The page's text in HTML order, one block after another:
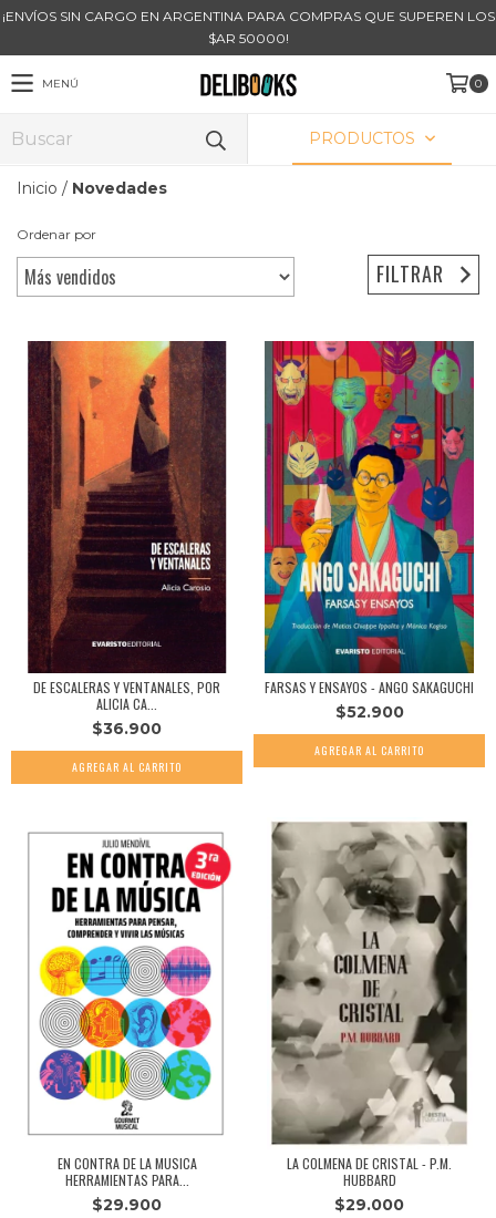
¡ENVÍOS SIN CARGO EN ARGENTINA PARA COMPRAS QUE SUPEREN LOS
$AR 50000!
MENÚ 0
PRODUCTOS
Inicio / Novedades
Ordenar por
FILTRAR
DE ESCALERAS Y VENTANALES, POR
ALICIA CA...
$36.900
FARSAS Y ENSAYOS - ANGO SAKAGUCHI
$52.900
EN CONTRA DE LA MUSICA
HERRAMIENTAS PARA...
$29.900
LA COLMENA DE CRISTAL - P.M.
HUBBARD
$29.000